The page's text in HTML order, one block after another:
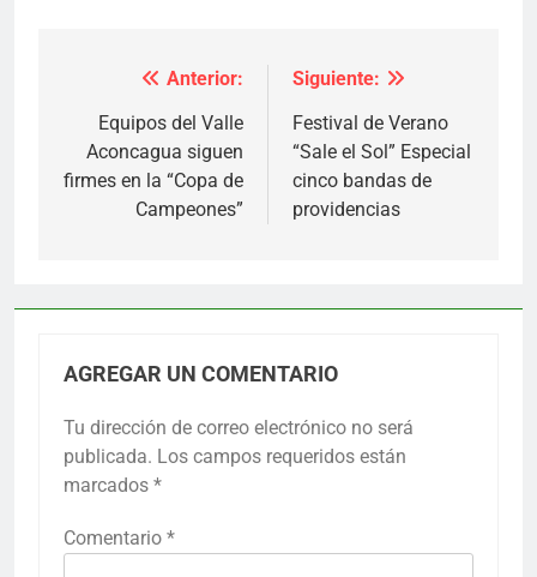
Navegación
entradas
Anterior:
Equipos del Valle
Aconcagua siguen
firmes en la “Copa de
Campeones”
Siguiente:
Festival de Verano
“Sale el Sol” Especial
cinco bandas de
providencias
AGREGAR UN COMENTARIO
Tu dirección de correo electrónico no será
publicada. Los campos requeridos están
marcados *
Comentario *